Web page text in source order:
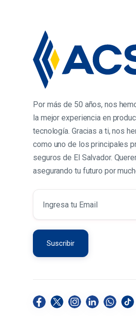
Por más de 50 años, nos
la mejor experiencia en
tecnología. Gracias a ti, nos
como uno de los principales
seguros de El Salvador.
asegurando tu futuro por